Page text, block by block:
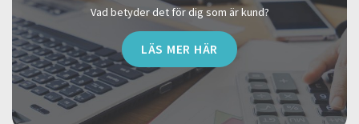
Vad betyder det för dig som är kund?
LÄS MER HÄR